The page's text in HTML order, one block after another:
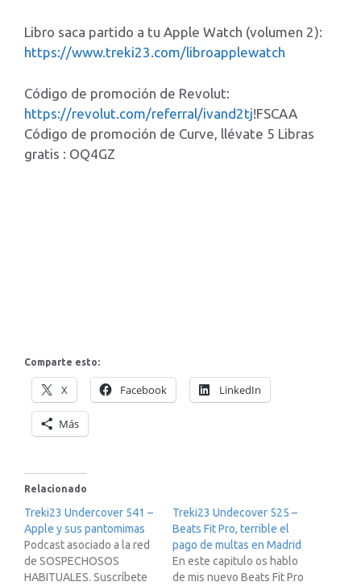
Libro saca partido a tu Apple Watch (volumen 2):
https://www.treki23.com/libroapplewatch
Código de promoción de Revolut:
https://revolut.com/referral/ivand2tj!FSCAA
Código de promoción de Curve, llévate 5 Libras
gratis : OQ4GZ
Comparte esto:
X Facebook LinkedIn
Más
Relacionado
Treki23 Undercover 541 –
Apple y sus pantomimas
Podcast asociado a la red
de SOSPECHOSOS
HABITUALES. Suscríbete
Treki23 Undecover 525 –
Beats Fit Pro, terrible el
pago de multas en Madrid
En este capitulo os hablo
de mis nuevo Beats Fit Pro